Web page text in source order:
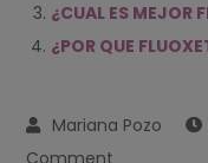
¿CUAL ES MEJOR
¿POR QUE
Comment